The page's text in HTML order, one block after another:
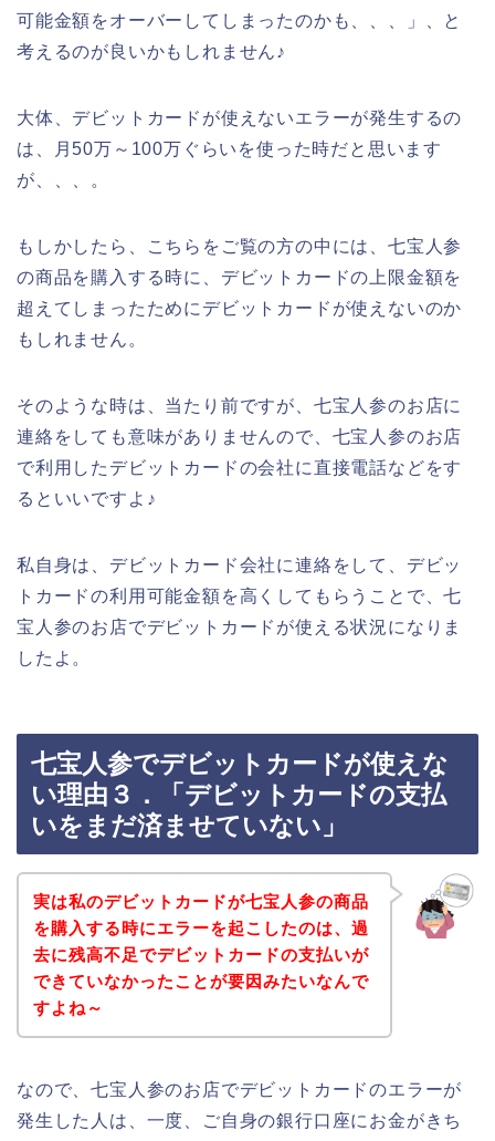
可能金額をオーバーしてしまったのかも、、、」、と
考えるのが良いかもしれません♪
大体、デビットカードが使えないエラーが発生するの
は、月50万～100万ぐらいを使った時だと思います
が、、、。
もしかしたら、こちらをご覧の方の中には、七宝人参
の商品を購入する時に、デビットカードの上限金額を
超えてしまったためにデビットカードが使えないのか
もしれません。
そのような時は、当たり前ですが、七宝人参のお店に
連絡をしても意味がありませんので、七宝人参のお店
で利用したデビットカードの会社に直接電話などをす
るといいですよ♪
私自身は、デビットカード会社に連絡をして、デビッ
トカードの利用可能金額を高くしてもらうことで、七
宝人参のお店でデビットカードが使える状況になりま
したよ。
七宝人参でデビットカードが使えな
い理由３．「デビットカードの支払
いをまだ済ませていない」
実は私のデビットカードが七宝人参の商品
を購入する時にエラーを起こしたのは、過
去に残高不足でデビットカードの支払いが
できていなかったことが要因みたいなんで
すよね～
なので、七宝人参のお店でデビットカードのエラーが
発生した人は、一度、ご自身の銀行口座にお金がきち